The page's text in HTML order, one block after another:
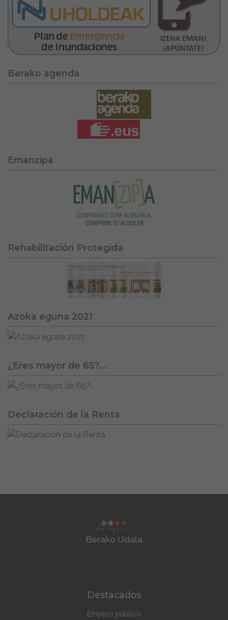
Berako agenda
Emanzipa
Rehabilitación Protegida
Azoka eguna 2021
¿Eres mayor de 65?...
Declaración de la Renta
Berako Udala
Destacados
Empleo público